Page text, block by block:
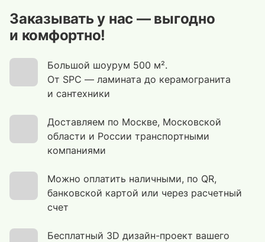
Заказывать у нас — выгодно
и комфортно!
Большой шоурум 500 м².
От SPC — ламината до керамогранита
и сантехники
Доставляем по Москве, Московской
области и России транспортными
компаниями
Можно оплатить наличными, по QR,
банковской картой или через расчетный
счет
Бесплатный 3D дизайн-проект вашего